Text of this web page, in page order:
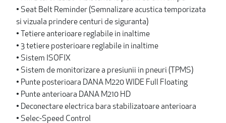
• Seat Belt Reminder (Semnalizare acustica temporizata
si vizuala prindere centuri de siguranta)
• Tetiere anterioare reglabile in inaltime
• 3 tetiere posterioare reglabile in inaltime
• Sistem ISOFIX
• Sistem de monitorizare a presiunii in pneuri (TPMS)
• Punte posterioara DANA M220 WIDE Full Floating
• Punte anterioara DANA M210 HD
• Deconectare electrica bara stabilizatoare anterioara
• Selec-Speed Control